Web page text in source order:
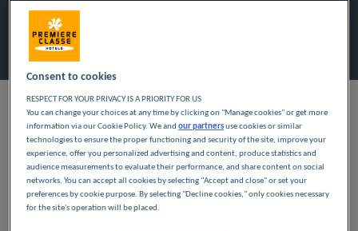
UNSERE HOTELS IN
CHÂTEAUROUX ZU
GÜNSTIGEN PREISEN
Consent to cookies
RESPECT FOR YOUR PRIVACY IS A PRIORITY FOR US
You can change your choices at any time by clicking on "Manage cookies" or get more
information via our Cookie Policy. We andour partnersuse cookies or similar
technologies to ensure the proper functioning and security of the site, improve your
experience, offer you personalized advertising and content, produce statistics and
audience measurements to evaluate their performance, and share content on social
networks. You can accept all cookies by selecting "Accept and close" or set your
preferences by cookie purpose. By selecting "Decline cookies," only cookies necessary
for the site's operation will be placed.